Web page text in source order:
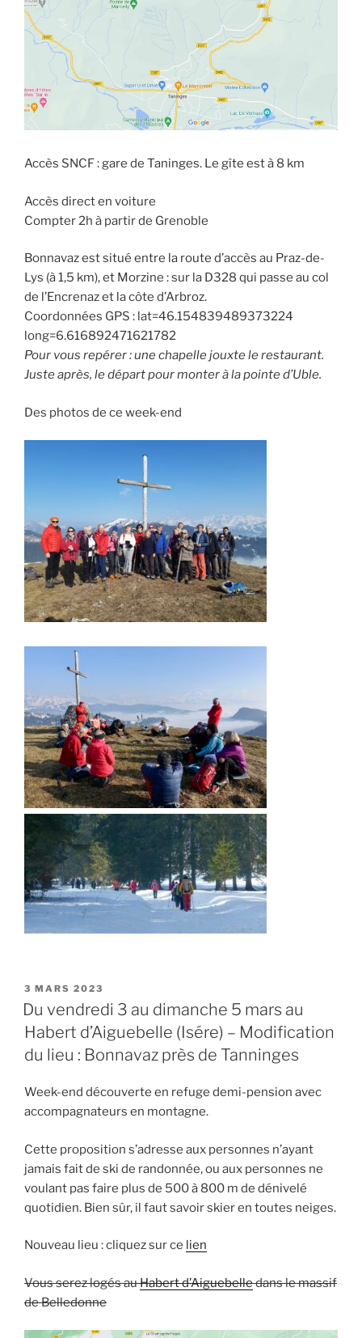
Accès SNCF : gare de Taninges. Le gîte est à 8 km
Accès direct en voiture
Compter 2h à partir de Grenoble
Bonnavaz est situé entre la route d’accès au Praz-de-
Lys (à 1,5 km), et Morzine : sur la D328 qui passe au col
de l’Encrenaz et la côte d’Arbroz.
Coordonnées GPS : lat=46.154839489373224
long=6.616892471621782
Pour vous repérer : une chapelle jouxte le restaurant.
Juste après, le départ pour monter à la pointe d’Uble.
Des photos de ce week-end
PUBLIÉ
LE
3 MARS 2023
Du vendredi 3 au dimanche 5 mars au
Habert d’Aiguebelle (Isére) – Modification
du lieu : Bonnavaz près de Tanninges
Week-end découverte en refuge demi-pension avec
accompagnateurs en montagne.
Cette proposition s’adresse aux personnes n’ayant
jamais fait de ski de randonnée, ou aux personnes ne
voulant pas faire plus de 500 à 800 m de dénivelé
quotidien. Bien sûr, il faut savoir skier en toutes neiges.
Nouveau lieu : cliquez sur ce lien
Vous serez logés auHabert d’Aiguebelledans le massif
de Belledonne